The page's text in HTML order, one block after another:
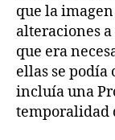
que la
alteraciones
que era
ellas se podía
incluía una
temporalidad